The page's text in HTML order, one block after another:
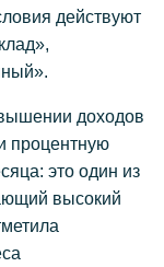
действуют
доходов
процентную
это один из
высокий